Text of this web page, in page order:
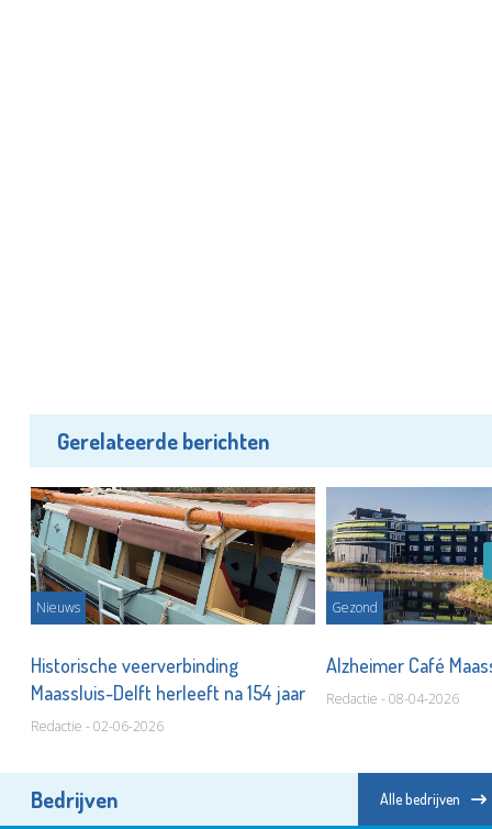
Gerelateerde berichten
Nieuws
Historische veerverbinding
Maassluis-Delft herleeft na 154 jaar
Redactie - 02-06-2026
Gezond
Alzheimer Café
Redactie - 08-04-2026
Bedrijven Alle bedrijven